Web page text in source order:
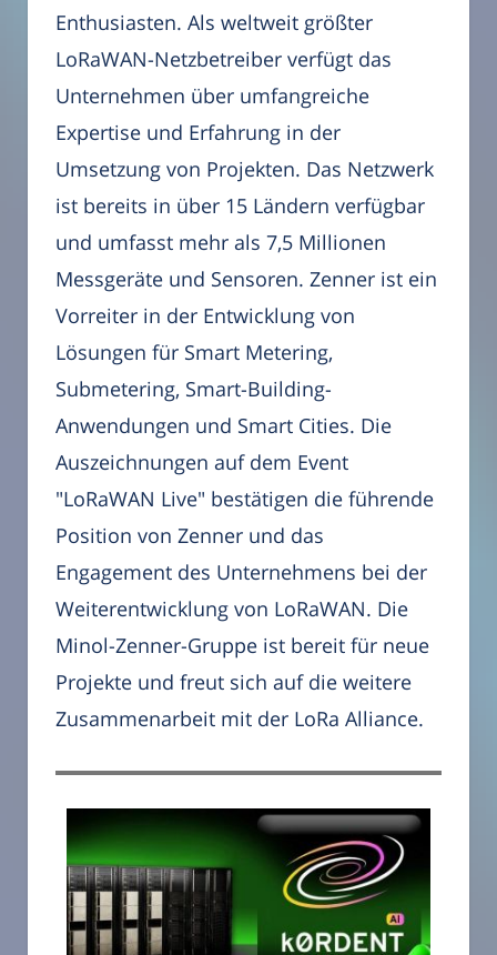
Enthusiasten. Als weltweit größter
LoRaWAN-Netzbetreiber verfügt das
Unternehmen über umfangreiche
Expertise und Erfahrung in der
Umsetzung von Projekten. Das Netzwerk
ist bereits in über 15 Ländern verfügbar
und umfasst mehr als 7,5 Millionen
Messgeräte und Sensoren. Zenner ist ein
Vorreiter in der Entwicklung von
Lösungen für Smart Metering,
Submetering, Smart-Building-
Anwendungen und Smart Cities. Die
Auszeichnungen auf dem Event
"LoRaWAN Live" bestätigen die führende
Position von Zenner und das
Engagement des Unternehmens bei der
Weiterentwicklung von LoRaWAN. Die
Minol-Zenner-Gruppe ist bereit für neue
Projekte und freut sich auf die weitere
Zusammenarbeit mit der LoRa Alliance.